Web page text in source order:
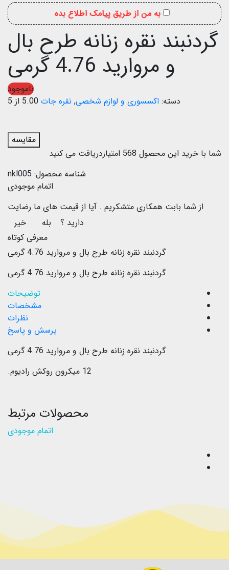
به من از طریق پیامک اطلاع بده
گردنبند نقره زنانه طرح بال
و مروارید 4.76 گرمی
ناموجود
دسته: اکسسوری و لوازم شخصی, نقره جات 5.00 از 5
مقایسه
شما با خرید این محصول 568 امتیازدریافت می کنید
شناسه محصول: nkl005
اتمام موجودی
از شما بابت همکاری متشکریم . آیا از قیمت های ما رضایت
دارید ؟
بله
خیر
معرفی کوتاه
گردنبند نقره زنانه طرح بال و مروارید 4.76 گرمی
گردنبند نقره زنانه طرح بال و مروارید 4.76 گرمی
توضیحات
مشخصات
نظرات
پرسش و پاسخ
گردنبند نقره زنانه طرح بال و مروارید 4.76 گرمی
12 میکرون روکش رادیوم.
محصولات مرتبط
اتمام موجودی